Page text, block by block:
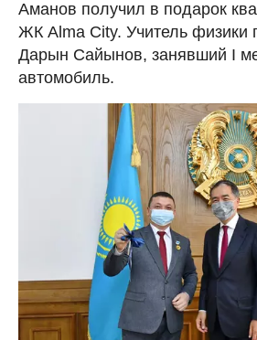
Аманов получил в подарок
ЖК Alma City. Учитель физики
Дарын Сайынов, занявший I
автомобиль.